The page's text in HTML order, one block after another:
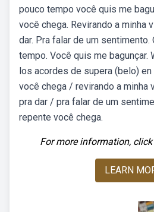
pouco tempo você quis me
você chega. Revirando a minha
dar. Pra falar de um sentimento.
tempo. Você quis me bagunçar.
los acordes de supera (belo)
você chega / revirando a minha
pra dar / pra falar de um
repente você chega.
For more information,
LEARN